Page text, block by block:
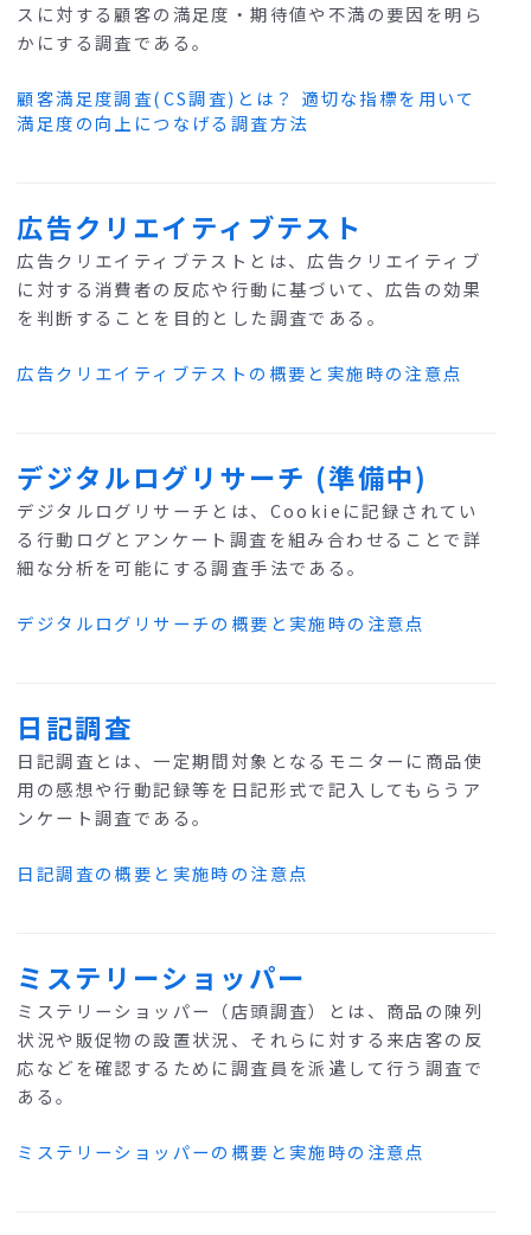
スに対する顧客の満足度・期待値や不満の要因を明ら
かにする調査である。
顧客満足度調査(CS調査)とは？ 適切な指標を用いて
満足度の向上につなげる調査方法
広告クリエイティブテスト
広告クリエイティブテストとは、広告クリエイティブ
に対する消費者の反応や行動に基づいて、広告の効果
を判断することを目的とした調査である。
広告クリエイティブテストの概要と実施時の注意点
デジタルログリサーチ (準備中)
デジタルログリサーチとは、Cookieに記録されてい
る行動ログとアンケート調査を組み合わせることで詳
細な分析を可能にする調査手法である。
デジタルログリサーチの概要と実施時の注意点
日記調査
日記調査とは、一定期間対象となるモニターに商品使
用の感想や行動記録等を日記形式で記入してもらうア
ンケート調査である。
日記調査の概要と実施時の注意点
ミステリーショッパー
ミステリーショッパー（店頭調査）とは、商品の陳列
状況や販促物の設置状況、それらに対する来店客の反
応などを確認するために調査員を派遣して行う調査で
ある。
ミステリーショッパーの概要と実施時の注意点